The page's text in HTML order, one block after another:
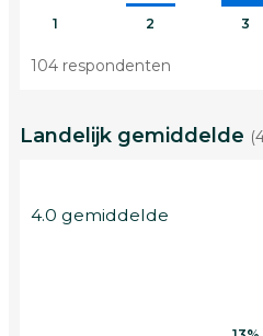
1
2 3
104 respondenten
Landelijk gemiddelde
4.0 gemiddelde